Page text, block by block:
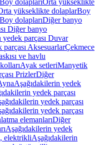
dolaplarıOrta yükseklikte
yükseklikte dolaplarBoy
dolaplarıDiğer banyo
Diğer banyo
yedek parçası Duvar
AksesuarlarÇekmece
ve havlu
Ayak setleriManyetik
PrizlerDiğer
Aşağıdakilerin yedek
yedek parçası
yedek parçası
yedek parçası
elemanlarıDiğer
Aşağıdakilerin yedek
elektrikliAşağıdakilerin